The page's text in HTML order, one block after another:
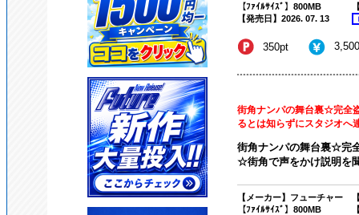
【ﾌｧｲﾙｻｲｽﾞ】800MB
【発売日】2026. 07. 13
350pt
街角ナンパの舞台裏☆完全
るとは知らずにスタジオへ
街角ナンパの舞台裏☆完
☆街角で声をかけ説明を
【メーカー】フューチャー
【ﾌｧｲﾙｻｲｽﾞ】800MB